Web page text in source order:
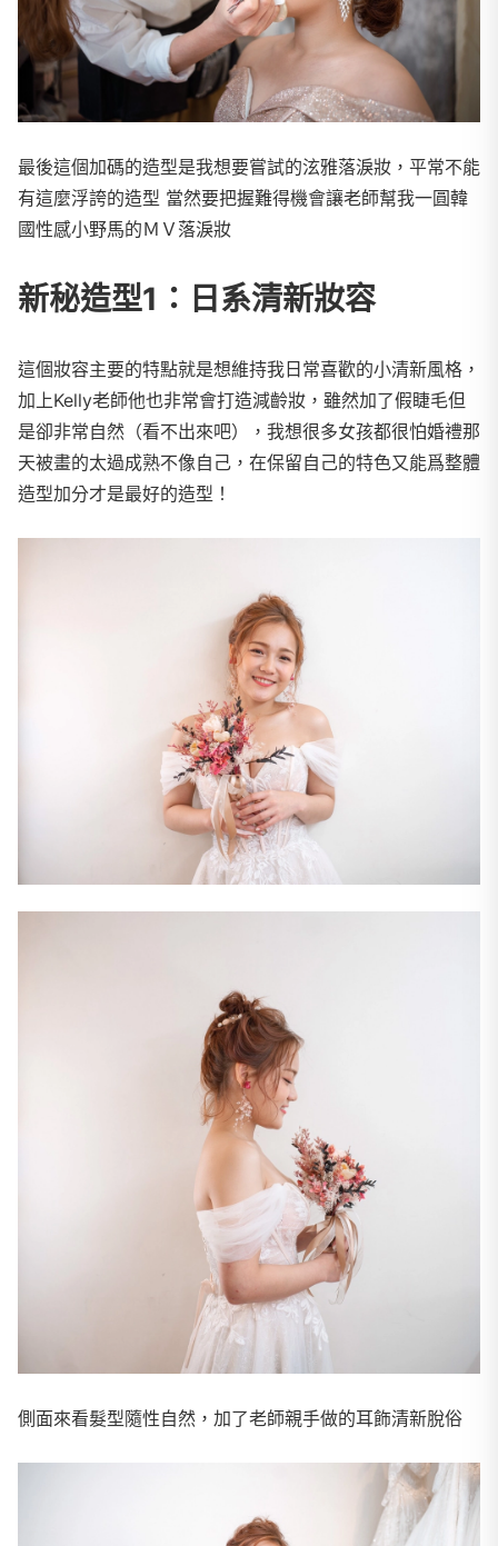
最後這個加碼的造型是我想要嘗試的泫雅落淚妝，平常不能
有這麼浮誇的造型 當然要把握難得機會讓老師幫我一圓韓
國性感小野馬的ＭＶ落淚妝
新秘造型1：日系清新妝容
這個妝容主要的特點就是想維持我日常喜歡的小清新風格，
加上Kelly老師他也非常會打造減齡妝，雖然加了假睫毛但
是卻非常自然（看不出來吧），我想很多女孩都很怕婚禮那
天被畫的太過成熟不像自己，在保留自己的特色又能爲整體
造型加分才是最好的造型！
側面來看髮型隨性自然，加了老師親手做的耳飾清新脫俗